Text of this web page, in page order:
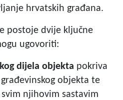
hrvatskih građana.
postoje dvije ključne
ugovoriti:
dijela objekta pokriva
objekta te
njihovim sastavim